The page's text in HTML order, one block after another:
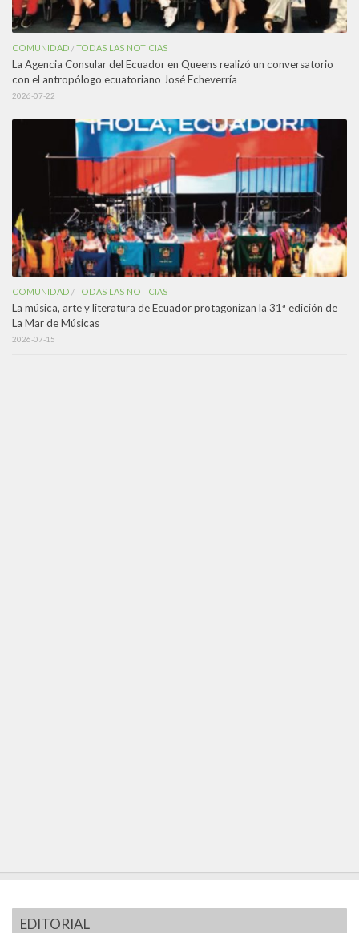
COMUNIDAD /TODAS LAS NOTICIAS
La Agencia Consular del Ecuador en Queens realizó un conversatorio
con el antropólogo ecuatoriano José Echeverría
2026-07-22
COMUNIDAD /TODAS LAS NOTICIAS
La música, arte y literatura de Ecuador protagonizan la 31ª edición de
La Mar de Músicas
2026-07-15
EDITORIAL